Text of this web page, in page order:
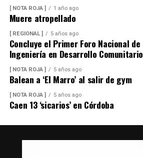
[ NOTA ROJA ] 1 año ago
Muere atropellado
[ REGIONAL ] 5 años ago
Concluye el Primer Foro Nacional de
Ingeniería en Desarrollo Comunitario
[ NOTA ROJA ] 5 años ago
Balean a ‘El Marro’ al salir de gym
[ NOTA ROJA ] 5 años ago
Caen 13 ‘sicarios’ en Córdoba